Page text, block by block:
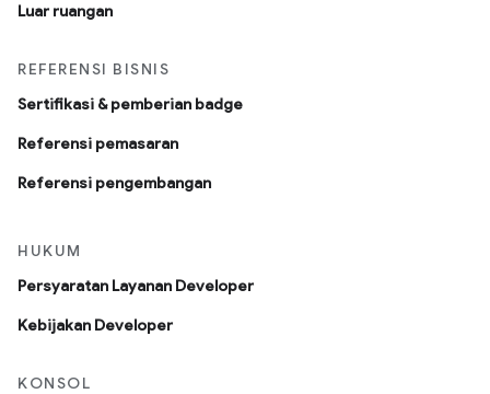
Luar ruangan
REFERENSI BISNIS
Sertifikasi & pemberian badge
Referensi pemasaran
Referensi pengembangan
HUKUM
Persyaratan Layanan Developer
Kebijakan Developer
KONSOL